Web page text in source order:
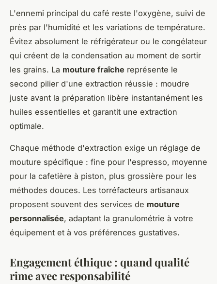
L'ennemi principal du café reste l'oxygène, suivi de
près par l'humidité et les variations de température.
Évitez absolument le réfrigérateur ou le congélateur
qui créent de la condensation au moment de sortir
les grains. La mouture fraîche représente le
second pilier d'une extraction réussie : moudre
juste avant la préparation libère instantanément les
huiles essentielles et garantit une extraction
optimale.
Chaque méthode d'extraction exige un réglage de
mouture spécifique : fine pour l'espresso, moyenne
pour la cafetière à piston, plus grossière pour les
méthodes douces. Les torréfacteurs artisanaux
proposent souvent des services de mouture
personnalisée, adaptant la granulométrie à votre
équipement et à vos préférences gustatives.
Engagement éthique : quand qualité
rime avec responsabilité